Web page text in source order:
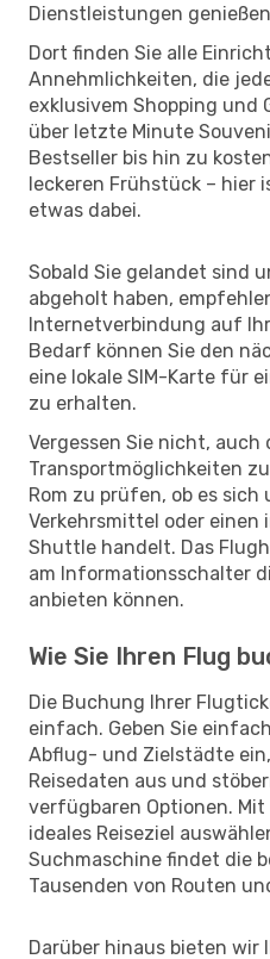
Dienstleistungen
Dort finden Sie alle
Annehmlichkeiten, die
exklusivem Shopping und
über letzte Minute
Bestseller bis hin zu
leckeren Frühstück – hier
etwas dabei.
Sobald Sie gelandet sind
abgeholt haben,
Internetverbindung auf
Bedarf können Sie den
eine lokale SIM-Karte für
zu erhalten.
Vergessen Sie nicht, auch
Transportmöglichkeiten
Rom zu prüfen, ob es
Verkehrsmittel oder einen
Shuttle handelt. Das
am Informationsschalter
anbieten können.
Wie Sie Ihren Flug
Die Buchung Ihrer
einfach. Geben Sie
Abflug- und Zielstädte
Reisedaten aus und
verfügbaren Optionen. Mit
ideales Reiseziel
Suchmaschine findet die
Tausenden von Routen
Darüber hinaus bieten wir